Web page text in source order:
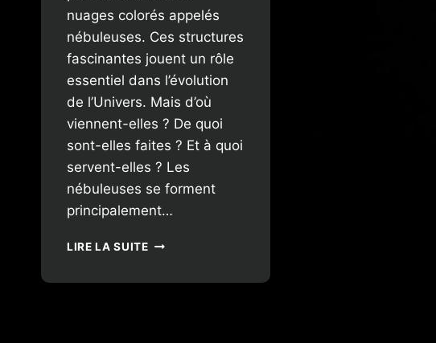
nuages colorés appelés
nébuleuses. Ces structures
fascinantes jouent un rôle
essentiel dans l’évolution
de l’Univers. Mais d’où
viennent-elles ? De quoi
sont-elles faites ? Et à quoi
servent-elles ? Les
nébuleuses se forment
principalement…
LIRE LA SUITELES